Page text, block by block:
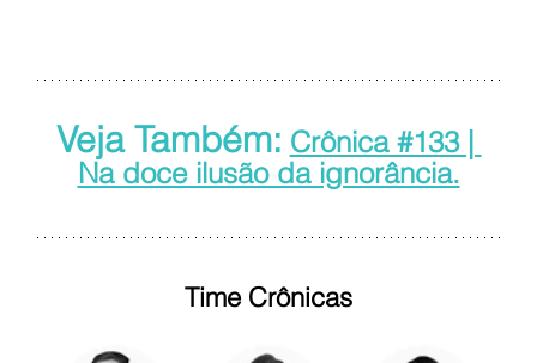
Veja Também: Crônica #133 |
Na doce ilusão da ignorância.
Time Crônicas